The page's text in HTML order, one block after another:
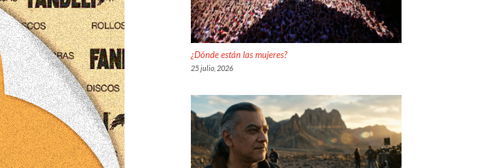
¿Dónde están las mujeres?
25 julio, 2026